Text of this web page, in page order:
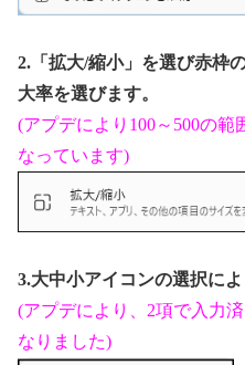
2.「拡大/縮小」を選び赤枠
大率を選びます。
(アプデにより100～500の範
なっています)
3.大中小アイコンの選択に
(アプデにより、2項で入力
なりました)